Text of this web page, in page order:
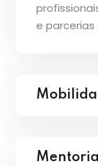
e parcerias